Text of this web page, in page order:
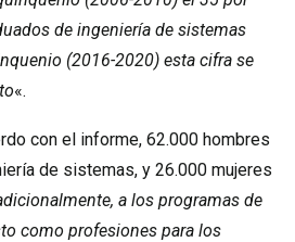
de ingeniería de sistemas
(2016-2020) esta cifra se
«.
con el informe, 62.000 hombres
de sistemas, y 26.000 mujeres
a los programas de
como profesiones para los